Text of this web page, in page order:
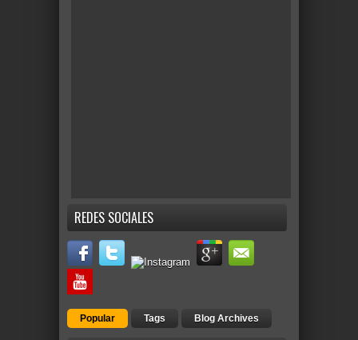
REDES SOCIALES
Popular Tags Blog Archives